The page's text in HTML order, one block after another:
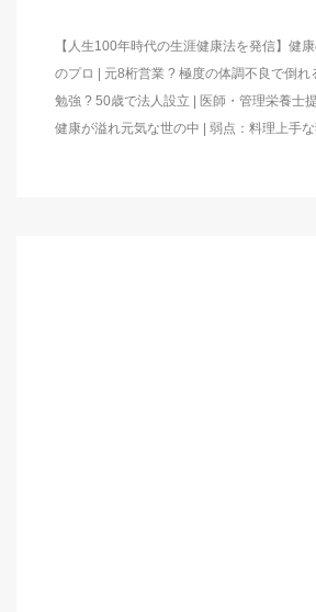
【人生100年時代の生涯健康法を発信】健
のプロ | 元8桁営業 ? 極度の体調不良で倒れ
勉強 ? 50歳で法人設立 | 医師・管理栄養士
健康が溢れ元気な世の中 | 弱点：料理上手